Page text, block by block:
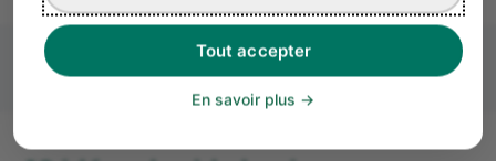
Tout accepter
En savoir plus